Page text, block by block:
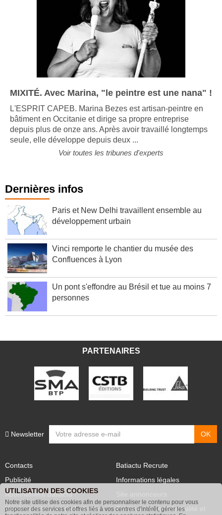
MIXITÉ. Avec Marina, "le peintre est une nana" !
L'ESPRIT CAPEB. Marina Bezes est artisan-peintre en
bâtiment en Occitanie et dirige sa propre entreprise
depuis plus de onze ans. Après avoir travaillé longtemps
seule, elle développe depuis deux ...
Voir toutes les tribunes d'experts
Dernières infos
Paris et New Delhi travaillent ensemble au
développement urbain
Vinci remporte le chantier du musée des
Confluences à Lyon
Un pont s'effondre au Brésil et tue au moins 7
personnes
PARTENAIRES
Newsletter
Contacts
Publicité
Abonnement Batiactu
Voir les contenus+ de Batiactu
Batiactu Recrute
Informations légales
Politique de confidentialité et
UTILISATION DES COOKIES
Notre site utilise des cookies afin de personnaliser le contenu pour vous
proposer des services et offres liés à vos centres d'intérêt, gérer les